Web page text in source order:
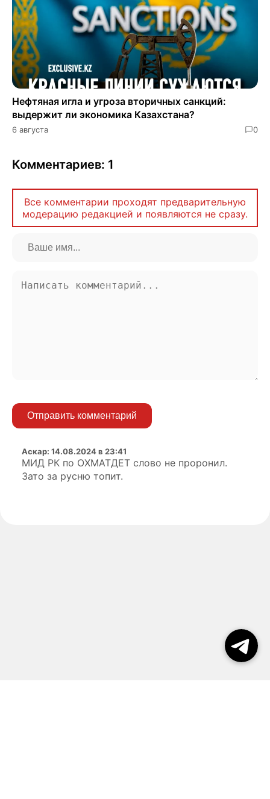
Нефтяная игла и угроза вторичных санкций:
выдержит ли экономика Казахстана?
6 августа 0
Комментариев: 1
Все комментарии проходят предварительную
модерацию редакцией и появляются не сразу.
Отправить комментарий
Аскар: 14.08.2024 в 23:41
МИД РК по ОХМАТДЕТ слово не проронил.
Зато за русню топит.